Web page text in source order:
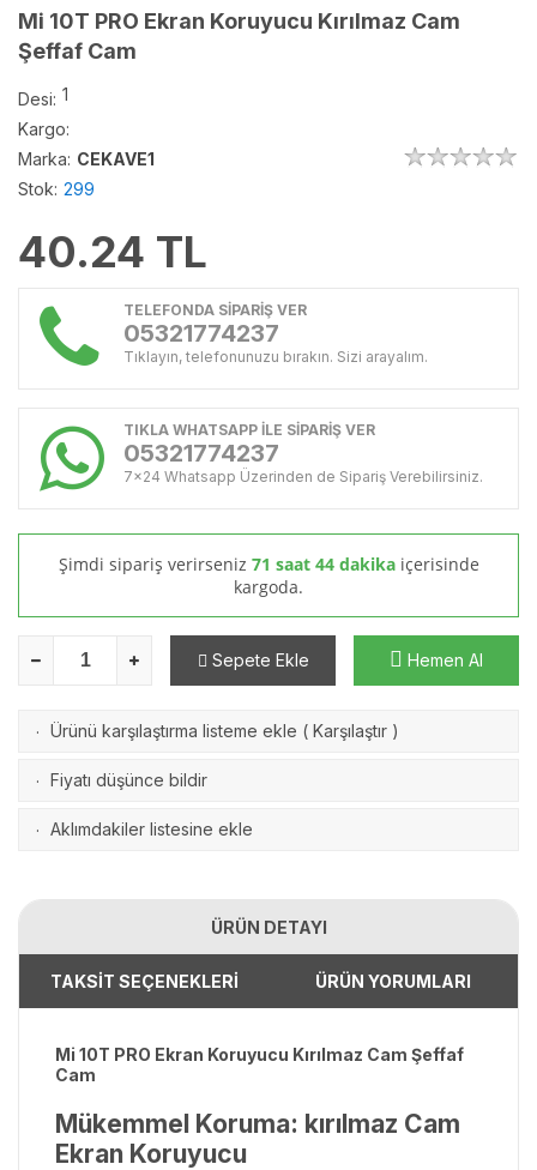
Mi 10T PRO Ekran Koruyucu Kırılmaz Cam
Şeffaf Cam
Desi: 1
Kargo:
Marka: CEKAVE1
Stok: 299
40.24 TL
TELEFONDA SİPARİŞ VER
05321774237
Tıklayın, telefonunuzu bırakın. Sizi arayalım.
TIKLA WHATSAPP İLE SİPARİŞ VER
05321774237
7x24 Whatsapp Üzerinden de Sipariş Verebilirsiniz.
Şimdi sipariş verirseniz 71 saat 44 dakika içerisinde
kargoda.
Sepete Ekle Hemen Al
· Ürünü karşılaştırma listeme ekle ( Karşılaştır )
· Fiyatı düşünce bildir
· Aklımdakiler listesine ekle
ÜRÜN DETAYI
TAKSİT SEÇENEKLERİ ÜRÜN YORUMLARI
Mi 10T PRO Ekran Koruyucu Kırılmaz Cam Şeffaf
Cam
Mükemmel Koruma: kırılmaz Cam
Ekran Koruyucu